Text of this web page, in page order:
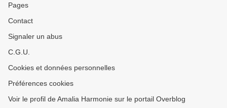
Pages
Contact
Signaler un abus
C.G.U.
Cookies et données personnelles
Préférences cookies
Voir le profil de Amalia Harmonie sur le portail Overblog